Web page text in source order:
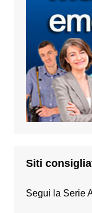
Siti
Segui la Serie